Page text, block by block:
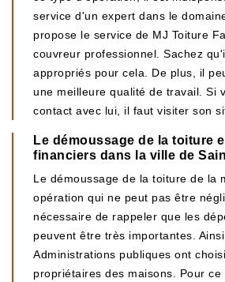
service d'un expert dans le
propose le service de MJ Toiture
couvreur professionnel. Sachez
appropriés pour cela. De plus, il
une meilleure qualité de travail. Si
contact avec lui, il faut visiter son
Le démoussage de la toiture
financiers dans la ville de
Le démoussage de la toiture de la
opération qui ne peut pas être
nécessaire de rappeler que les
peuvent être très importantes.
Administrations publiques ont
propriétaires des maisons. Pour